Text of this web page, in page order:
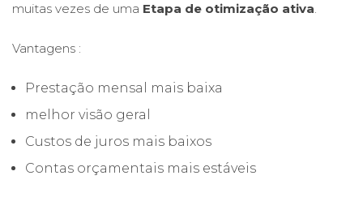
muitas vezes de uma Etapa de otimização ativa.
Vantagens :
Prestação mensal mais baixa
melhor visão geral
Custos de juros mais baixos
Contas orçamentais mais estáveis